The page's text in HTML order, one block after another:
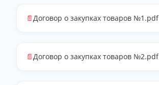
📄Договор о закупках товаров №1.pdf
📄Договор о закупках товаров №2.pdf